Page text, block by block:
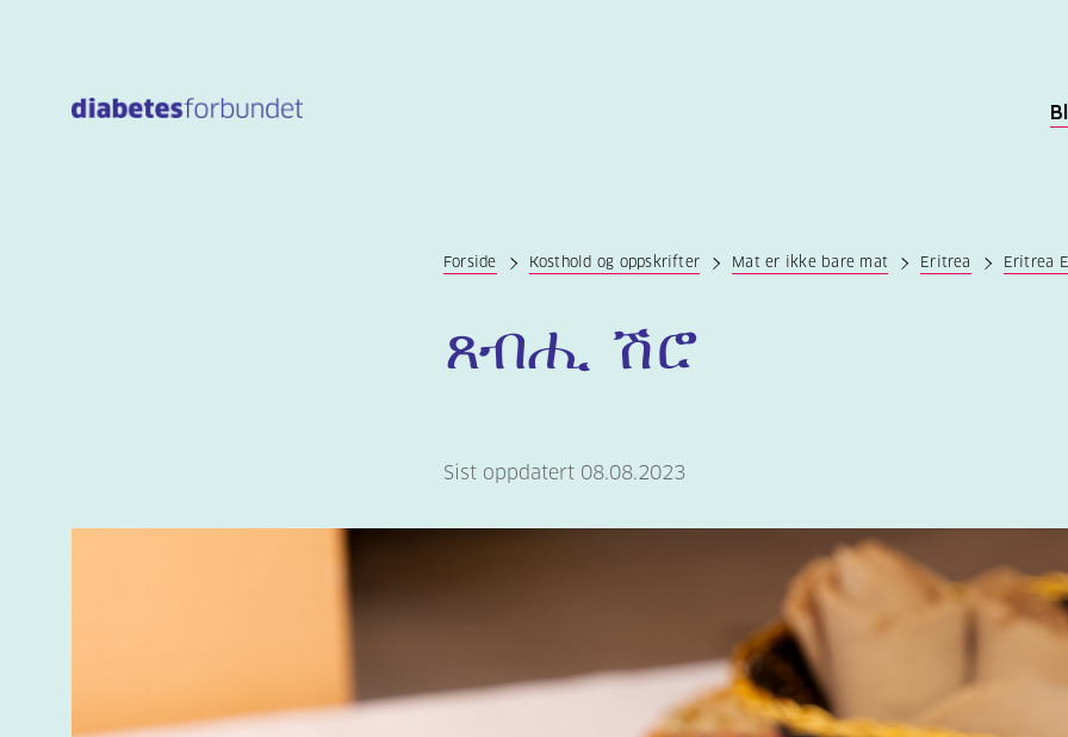
Forside Kosthold og oppskrifter Mat er ikke bare mat Eritrea Eritrea
ጸብሒ ሽሮ
Sist oppdatert 08.08.2023